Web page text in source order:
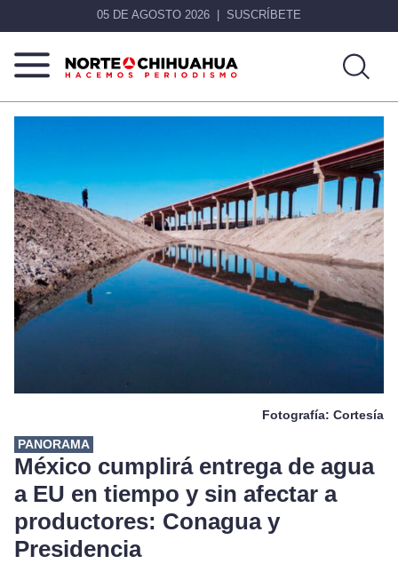
05 DE AGOSTO 2026 SUSCRÍBETE
Norte
Más
Fotografía: Cortesía
PANORAMA
México cumplirá entrega de agua
a EU en tiempo y sin afectar a
productores: Conagua y
Presidencia